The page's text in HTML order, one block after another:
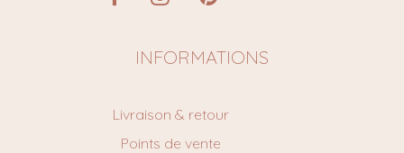
INFORMATIONS
Livraison & retour
Points de vente